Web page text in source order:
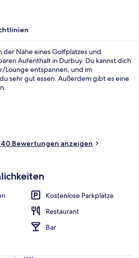
der Nähe eines Golfplatzes und
Aufenthalt in Durbuy. Du kannst dich
Lounge entspannen, und im
sehr gut essen. Außerdem gibt es eine
Bewertungen anzeigen
Kostenlose Parkplätze
Restaurant
Bar